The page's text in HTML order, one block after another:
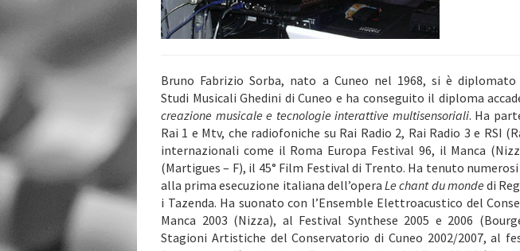
Bruno Fabrizio Sorba, nato a Cuneo nel 1968, si è
Studi Musicali Ghedini di Cuneo e ha conseguito il diploma
creazione musicale e tecnologie interattive multisensoriali. Ha
Rai 1 e Mtv, che radiofoniche su Rai Radio 2, Rai Radio 3 e
internazionali come il Roma Europa Festival 96, il Manca
(Martigues – F), il 45° Film Festival di Trento. Ha tenuto
alla prima esecuzione italiana dell’operaLe chant dumonde di
i Tazenda. Ha suonato con l’Ensemble Elettroacustico del
Manca 2003 (Nizza), al Festival Synthese 2005 e 2006
Stagioni Artistiche del Conservatorio di Cuneo 2002/2007, al